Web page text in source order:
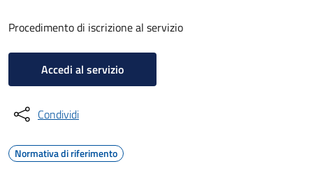
Procedimento di iscrizione al servizio
Accedi al servizio
Condividi
Normativa di riferimento